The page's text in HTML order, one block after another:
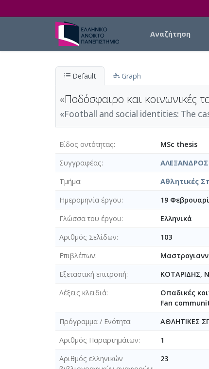
Αναζήτηση
Default Graph
«Ποδόσφαιρο και κοινωνικές
«Football and social identities: The
Είδος οντότητας
MSc thesis
Συγγραφέας
Τμήμα
Αθλητικές
Ημερομηνία έργου
19
Γλώσσα του έργου
Ελληνικά
Αριθμός Σελίδων
103
Επιβλέπων
Εξεταστική επιτροπή
ΚΟΤΑΡΙΔΗΣ,
Λέξεις κλειδιά
Oπαδικές
Fan
Πρόγραμμα / Ενότητα
ΑΘΛΗΤΙΚΕΣ
Αριθμός Παραρτημάτων
1
Αριθμός ελληνικών
23